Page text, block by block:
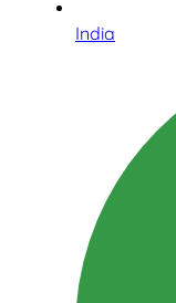
India